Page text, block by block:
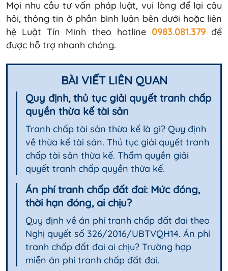
Mọi nhu cầu tư vấn pháp luật, vui lòng để lại câu
hỏi, thông tin ở phần bình luận bên dưới hoặc liên
hệ Luật Tín Minh theo hotline 0983.081.379để
được hỗ trợ nhanh chóng.
BÀI VIẾT LIÊN QUAN
Quy định, thủ tục giải quyết tranh chấp
quyền thừa kế tài sản
Tranh chấp tài sản thừa kế là gì? Quy định
về thừa kế tài sản. Thủ tục giải quyết tranh
chấp tài sản thừa kế. Thẩm quyền giải
quyết tranh chấp quyền thừa kế.
Án phí tranh chấp đất đai: Mức đóng,
thời hạn đóng, ai chịu?
Quy định về án phí tranh chấp đất đai theo
Nghị quyết số 326/2016/UBTVQH14. Án phí
tranh chấp đất đai ai chịu? Trường hợp
miễn án phí tranh chấp đất đai.